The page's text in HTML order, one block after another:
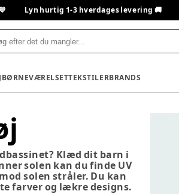
Lyn hurtig 1-3 hverdages levering 🚚
BØRNEVÆRELSETTEKSTILERBRANDS
Klæd dit barn i
solen kan du finde UV
solen stråler. Du kan
farver og lækre designs.